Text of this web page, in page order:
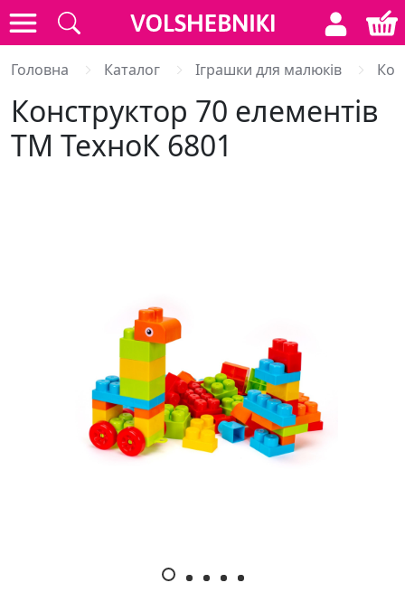
Головна Каталог Іграшки для малюків
Конструктор 70 елементів
ТМ ТехноК 6801